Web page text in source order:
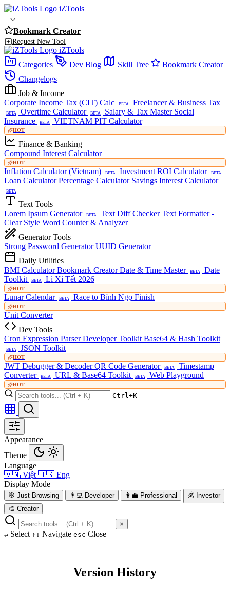
iZTools
Bookmark Creator
Request New Tool
iZTools
Categories
Dev Blog Skill Tree
Bookmark Creator
Changelogs
Job & Income
Corporate Income Tax (CIT) Calc
BETA Freelancer & Business Tax
BETA Overtime Calculator BETA Salary & Tax Master Social
Insurance
BETA VIETNAM PIT Calculator
HOT
Finance & Banking
Compound Interest Calculator
HOT
Inflation Calculator (Vietnam) BETA Investment ROI Calculator BETA
Loan CalculatorPercentage Calculator Savings Interest Calculator
BETA
Text Tools
Lorem Ipsum Generator
BETA Text Diff CheckerText Formatter -
Clear Style Word Counter & Analyzer
Generator Tools
Strong Password GeneratorUUID Generator
Daily Utilities
BMI CalculatorBookmark CreatorDate & Time Master BETA
Date
Toolkit
BETA Lì Xì Tết 2026
HOT
Lunar Calendar BETA Race to Bính Ngọ Finish
HOT
Unit Converter
Dev Tools
Cron Expression ParserDeveloper Toolkit Base64 & Hash Toolkit
BETA JSON Toolkit
HOT
JWT Debugger & DecoderQR Code Generator BETA
Timestamp
Converter
BETA URL & Base64 Toolkit BETA Web Playground
HOT
Ctrl+K
Appearance
Theme
Language
🇻🇳 Việt 🇺🇸 Eng
Display Mode
🎯 Just Browsing 👨‍💻 Developer 👩‍💼 Professional 💰 Investor
🎨 Creator
×
↵ Select ↑↓ Navigate esc Close
Version History